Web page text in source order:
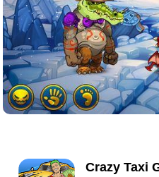
Crazy Taxi